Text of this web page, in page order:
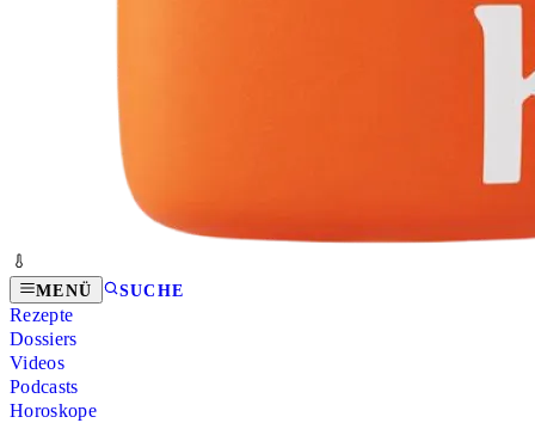
MENÜ SUCHE
Rezepte
Dossiers
Videos
Podcasts
Horoskope